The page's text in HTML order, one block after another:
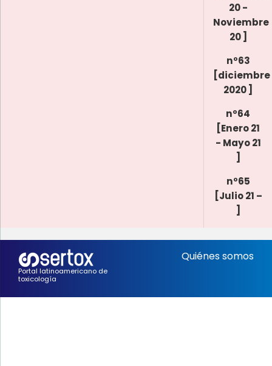
20 -
Noviembre
20 ]
nº63
[diciembre
2020 ]
nº64
[Enero 21
- Mayo 21
]
nº65
[Julio 21 –
]
Portal latinoamericano de
toxicología
Quiénes somos